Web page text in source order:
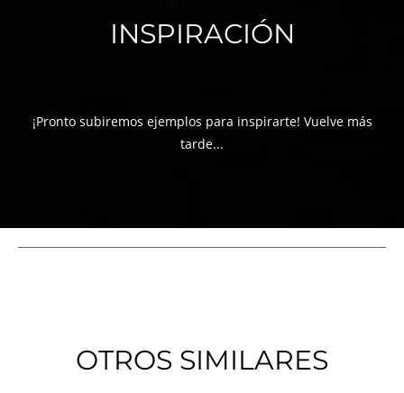
INSPIRACIÓN
¡Pronto subiremos ejemplos para inspirarte! Vuelve más
tarde...
OTROS SIMILARES